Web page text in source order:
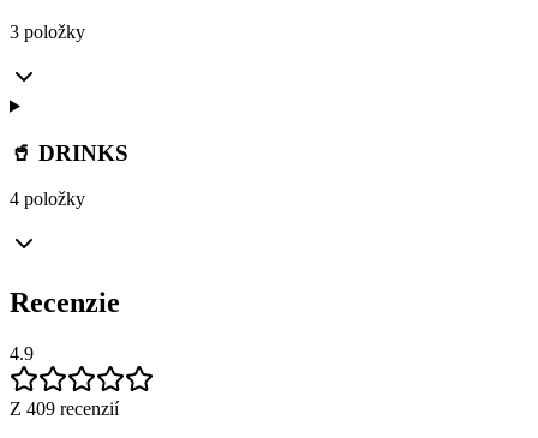
3 položky
🥤 DRINKS
4 položky
Recenzie
4.9
Z 409 recenzií